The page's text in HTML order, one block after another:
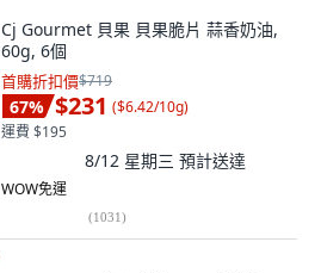
Cj Gourmet 貝果 貝果脆片 蒜香奶油,
60g, 6個
首購折扣價$719
67% $231 ($6.42/10g)
運費 $195
8/12 星期三 預計送達
WOW免運
(1031)